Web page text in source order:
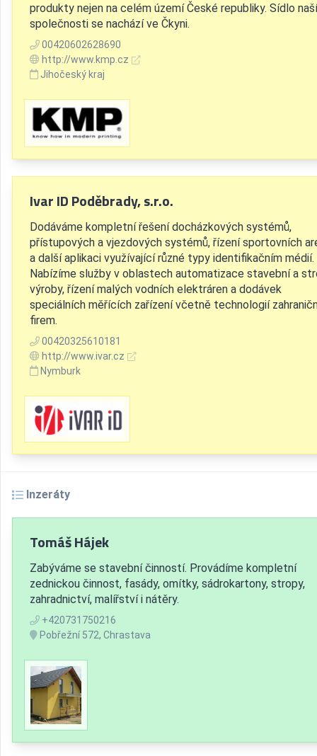
produkty nejen na celém území České republiky. Sídlo naší
společnosti se nachází ve Čkyni.
00420602628690
http://www.kmp.cz
Jihočeský kraj
Ivar ID Poděbrady, s.r.o.
Dodáváme kompletní řešení docházkových systémů,
přístupových a vjezdových systémů, řízení sportovních
a další aplikaci využívající různé typy identifikačním médií.
Nabízíme služby v oblastech automatizace stavební a
výroby, řízení malých vodních elektráren a dodávek
speciálních měřících zařízení včetně technologií
firem.
00420325610181
http://www.ivar.cz
Nymburk
Inzeráty
Tomáš Hájek
Zabýváme se stavební činností. Provádíme kompletní
zednickou činnost, fasády, omítky, sádrokartony, stropy,
zahradnictví, malířství i nátěry.
+420731750216
Pobřežní 572, Chrastava